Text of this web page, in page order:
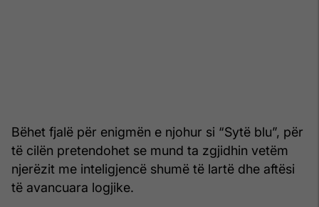
Bëhet fjalë për enigmën e njohur si “Sytë blu”, për
të cilën pretendohet se mund ta zgjidhin vetëm
njerëzit me inteligjencë shumë të lartë dhe aftësi
të avancuara logjike.